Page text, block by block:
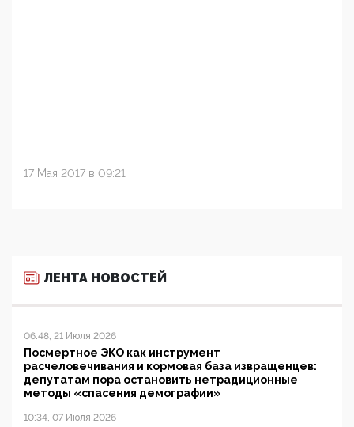
17 Мая 2017 в 09:21
ЛЕНТА НОВОСТЕЙ
06:48, 21 Июля 2026
Посмертное ЭКО как инструмент
расчеловечивания и кормовая база извращенцев:
депутатам пора остановить нетрадиционные
методы «спасения демографии»
10:34, 07 Июля 2026